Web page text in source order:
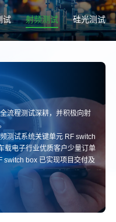
试 射频测试 硅光测试
流程测试深耕，并积极向射
测试系统关键单元 RF switch
载电子行业优质客户少量订单
switch box 已实现项目交付及